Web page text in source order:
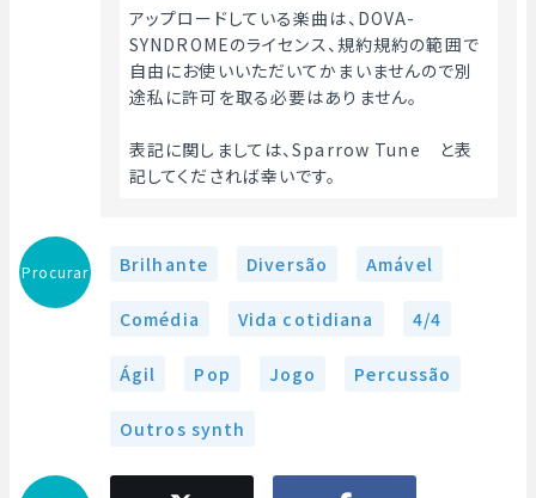
アップロードしている楽曲は、DOVA-
SYNDROMEのライセンス、規約規約の範囲で
自由にお使いいただいてかまいませんので別
途私に許可を取る必要はありません。
表記に関しましては、Sparrow Tune　と表
記してくだされば幸いです。
Procurar Brilhante Diversão Amável
Comédia Vida cotidiana 4/4
Ágil Pop Jogo Percussão
Outros synth